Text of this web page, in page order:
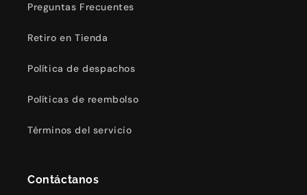
Preguntas Frecuentes
Retiro en Tienda
Política de despachos
Políticas de reembolso
Términos del servicio
Contáctanos